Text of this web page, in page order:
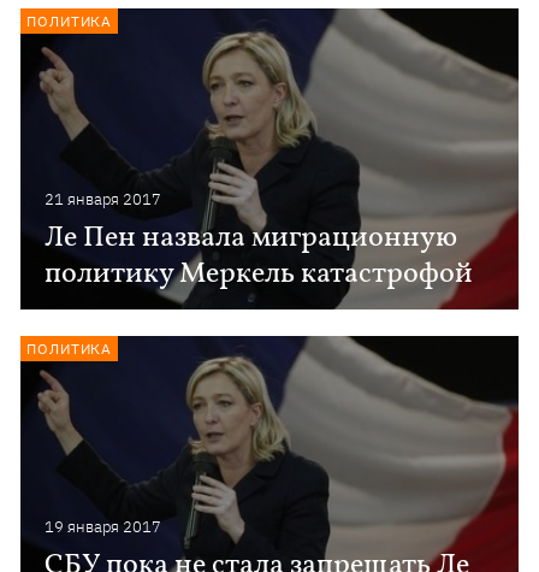
21 января 2017
Ле Пен назвала миграционную
политику Меркель катастрофой
ПОЛИТИКА
19 января 2017
ПОЛИТИКА